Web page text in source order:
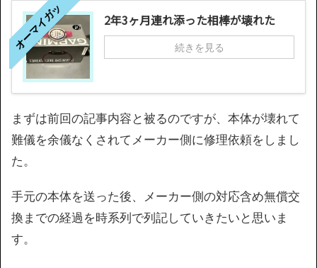
オーマイガッ 2年3ヶ月連れ添った相棒が壊れた
続きを見る
まずは前回の記事内容と被るのですが、本体が壊れて
難儀を余儀なくされてメーカー側に修理依頼をしまし
た。
手元の本体を送った後、メーカー側の対応含め無償交
換までの経過を時系列で列記していきたいと思いま
す。